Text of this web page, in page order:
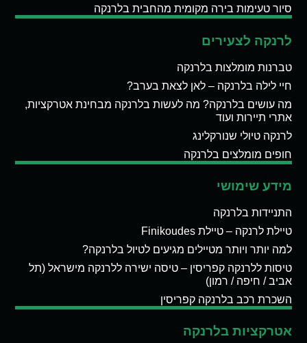
סיור טעימות בירה מקומית מהחבית בלרנקה
לרנקה לצעירים
טברנות מומלצות בלרנקה
חיי לילה בלרנקה – לאן לצאת בערב?
מה עושים בלרנקה? מה לעשות בלרנקה מבחינת אטרקציות,
אתרי תיירות ועוד
לרנקה טיולי שנורקלינג
חופים מומלצים בלרנקה
מידע שימושי
התניידות בלרנקה
טיילת לרנקה – טיילת Finikoudes
למה יותר ויותר מטיילים מגיעים לטיול בלרנקה?
טיסות ללרנקה קפריסין – טיסה ישירה ללרנקה מישראל (תל
אביב / חיפה / רמון)
השכרת רכב בלרנקה קפריסין
אטרקציות בלרנקה